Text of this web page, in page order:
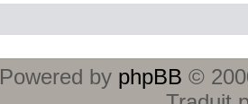
Powered by phpBB ©